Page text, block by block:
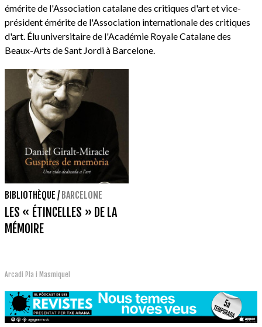
émérite de l'Association catalane des critiques d'art et vice-
président émérite de l'Association internationale des critiques
d'art. Élu universitaire de l'Académie Royale Catalane des
Beaux-Arts de Sant Jordi à Barcelone.
BIBLIOTHÈQUE / BARCELONE
LES « ÉTINCELLES » DE LA
MÉMOIRE
Arcadi Pla i Masmiquel